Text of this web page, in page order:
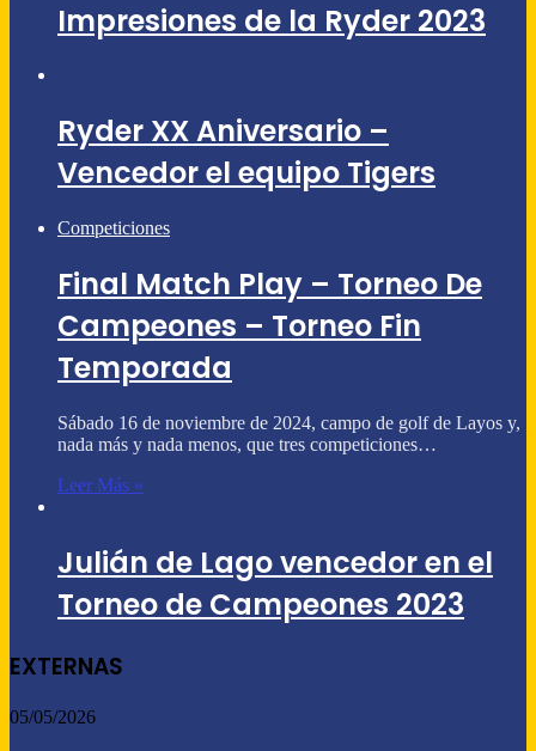
Impresiones de la Ryder 2023
Ryder XX Aniversario –
Vencedor el equipo Tigers
Competiciones
Final Match Play – Torneo De
Campeones – Torneo Fin
Temporada
Sábado 16 de noviembre de 2024, campo de golf de Layos y,
nada más y nada menos, que tres competiciones…
Leer Más »
Julián de Lago vencedor en el
Torneo de Campeones 2023
EXTERNAS
05/05/2026